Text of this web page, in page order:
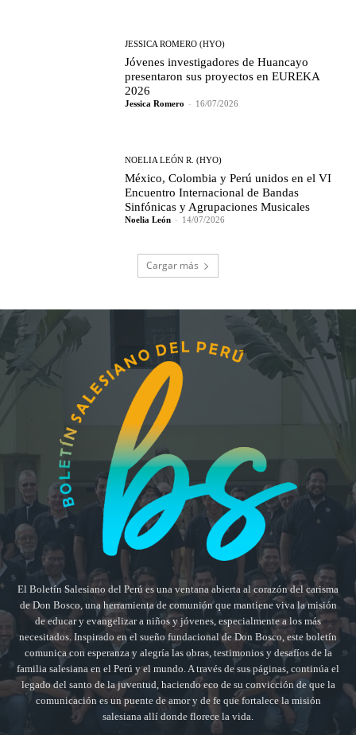
JESSICA ROMERO (HYO)
Jóvenes investigadores de Huancayo
presentaron sus proyectos en EUREKA
2026
Jessica Romero - 16/07/2026
NOELIA LEÓN R. (HYO)
México, Colombia y Perú unidos en el VI
Encuentro Internacional de Bandas
Sinfónicas y Agrupaciones Musicales
Noelia León - 14/07/2026
Cargar más
El Boletín Salesiano del Perú es una ventana abierta al corazón del carisma
de Don Bosco, una herramienta de comunión que mantiene viva la misión
de educar y evangelizar a niños y jóvenes, especialmente a los más
necesitados. Inspirado en el sueño fundacional de Don Bosco, este boletín
comunica con esperanza y alegría las obras, testimonios y desafíos de la
familia salesiana en el Perú y el mundo. A través de sus páginas, continúa el
legado del santo de la juventud, haciendo eco de su convicción de que la
comunicación es un puente de amor y de fe que fortalece la misión
salesiana allí donde florece la vida.